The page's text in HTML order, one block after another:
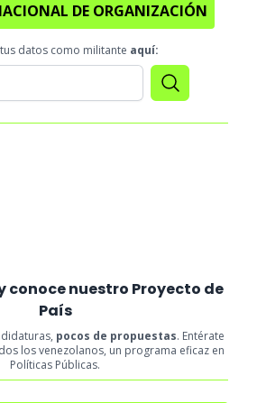
DE ORGANIZACIÓN
datos como militante aquí:
conoce nuestro Proyecto de
País
pocos de propuestas. Entérate
los venezolanos, un programa eficaz en
Políticas Públicas.